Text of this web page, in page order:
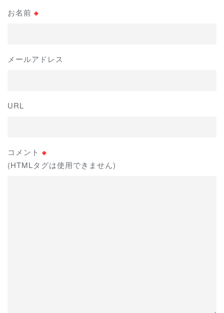
お名前 ※
メールアドレス
URL
コメント ※
(HTMLタグは使用できません)